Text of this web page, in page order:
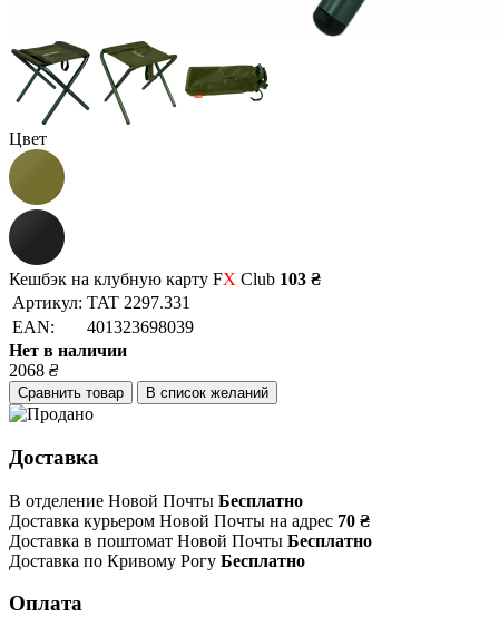
Цвет
Кешбэк на клубную карту FX Club 103 ₴
Артикул: TAT 2297.331
EAN:
401323698039
Нет в наличии
2068 ₴
Сравнить товар В список желаний
Доставка
В отделение Новой Почты Бесплатно
Доставка курьером Новой Почты на адрес 70 ₴
Доставка в поштомат Новой Почты Бесплатно
Доставка по Кривому Рогу Бесплатно
Оплата